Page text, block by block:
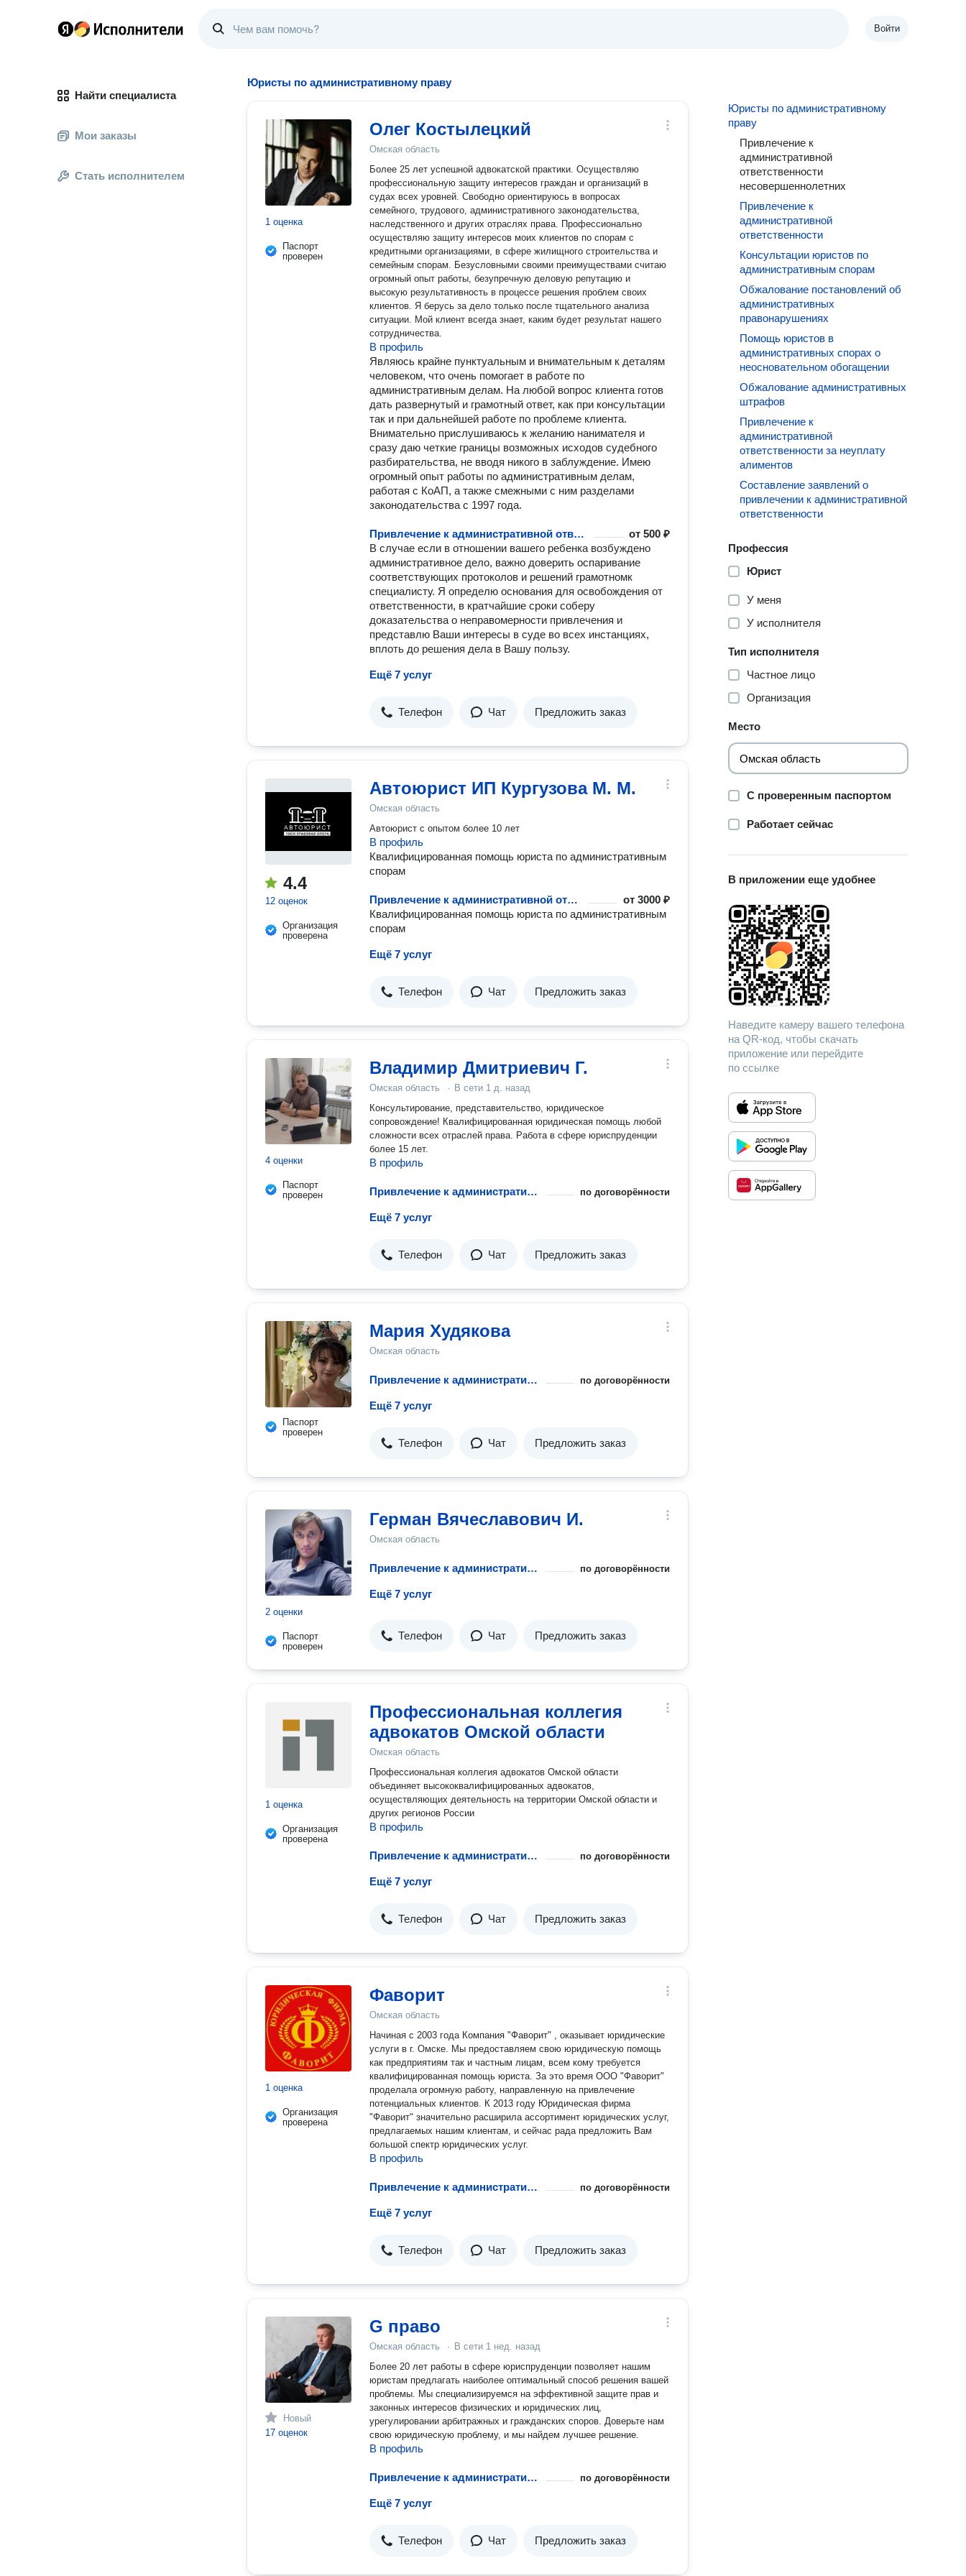
Войти
Найти специалиста
Мои заказы
Стать исполнителем
Юристы по административному праву
1 оценка
Паспорт
проверен
Олег Костылецкий
Омская область
Более 25 лет успешной адвокатской практики. Осуществляю
профессиональную защиту интересов граждан и организаций в
судах всех уровней. Свободно ориентируюсь в вопросах
семейного, трудового, административного законодательства,
наследственного и других отраслях права. Профессионально
осуществляю защиту интересов моих клиентов по спорам с
кредитными организациями, в сфере жилищного строительства и
семейным спорам. Безусловными своими преимуществами считаю
огромный опыт работы, безупречную деловую репутацию и
высокую результативность в процессе решения проблем своих
клиентов. Я берусь за дело только после тщательного анализа
ситуации. Мой клиент всегда знает, каким будет результат нашего
сотрудничества.
В профиль
Являюсь крайне пунктуальным и внимательным к деталям
человеком, что очень помогает в работе по
административным делам. На любой вопрос клиента готов
дать развернутый и грамотный ответ, как при консультации
так и при дальнейшей работе по проблеме клиента.
Внимательно прислушиваюсь к желанию нанимателя и
сразу даю четкие границы возможных исходов судебного
разбирательства, не вводя никого в заблуждение. Имею
огромный опыт работы по административным делам,
работая с КоАП, а также смежными с ним разделами
законодательства с 1997 года.
Привлечение к административной ответственности несовершеннолетних от500 ₽
В случае если в отношении вашего ребенка возбуждено
административное дело, важно доверить оспаривание
соответствующих протоколов и решений грамотномк
специалисту. Я определю основания для освобождения от
ответственности, в кратчайшие сроки соберу
доказательства о неправомерности привлечения и
представлю Ваши интересы в суде во всех инстанциях,
вплоть до решения дела в Вашу пользу.
Ещё 7 услуг
Телефон Чат Предложить заказ
4.4
12 оценок
Организация
проверена
Автоюрист ИП Кургузова М. М.
Омская область
Автоюрист с опытом более 10 лет
В профиль
Квалифицированная помощь юриста по административным
спорам
Привлечение к административной ответственности несовершеннолетних от3000 ₽
Квалифицированная помощь юриста по административным
спорам
Ещё 7 услуг
Телефон Чат Предложить заказ
4 оценки
Паспорт
проверен
Владимир Дмитриевич Г.
Омская область · В сети 1 д. назад
Консультирование, представительство, юридическое
сопровождение! Квалифицированная юридическая помощь любой
сложности всех отраслей права. Работа в сфере юриспруденции
более 15 лет.
В профиль
Привлечение к административной ответственности несовершеннолетних по договорённости
Ещё 7 услуг
Телефон Чат Предложить заказ
Паспорт
проверен
Мария Худякова
Омская область
Привлечение к административной ответственности несовершеннолетних по договорённости
Ещё 7 услуг
Телефон Чат Предложить заказ
2 оценки
Паспорт
проверен
Герман Вячеславович И.
Омская область
Привлечение к административной ответственности несовершеннолетних по договорённости
Ещё 7 услуг
Телефон Чат Предложить заказ
1 оценка
Организация
проверена
Профессиональная коллегия
адвокатов Омской области
Омская область
Профессиональная коллегия адвокатов Омской области
объединяет высококвалифицированных адвокатов,
осуществляющих деятельность на территории Омской области и
других регионов России
В профиль
Привлечение к административной ответственности несовершеннолетних по договорённости
Ещё 7 услуг
Телефон Чат Предложить заказ
1 оценка
Организация
проверена
Фаворит
Омская область
Начиная с 2003 года Компания "Фаворит" , оказывает юридические
услуги в г. Омске. Мы предоставляем свою юридическую помощь
как предприятиям так и частным лицам, всем кому требуется
квалифицированная помощь юриста. За это время ООО "Фаворит"
проделала огромную работу, направленную на привлечение
потенциальных клиентов. К 2013 году Юридическая фирма
"Фаворит" значительно расширила ассортимент юридических услуг,
предлагаемых нашим клиентам, и сейчас рада предложить Вам
большой спектр юридических услуг.
В профиль
Привлечение к административной ответственности несовершеннолетних по договорённости
Ещё 7 услуг
Телефон Чат Предложить заказ
Новый
17 оценок
G право
Омская область · В сети 1 нед. назад
Более 20 лет работы в сфере юриспруденции позволяет нашим
юристам предлагать наиболее оптимальный способ решения вашей
проблемы. Мы специализируемся на эффективной защите прав и
законных интересов физических и юридических лиц,
урегулировании арбитражных и гражданских споров. Доверьте нам
свою юридическую проблему, и мы найдем лучшее решение.
В профиль
Привлечение к административной ответственности несовершеннолетних по договорённости
Ещё 7 услуг
Телефон Чат Предложить заказ
Юристы по административному
праву
Привлечение к
административной
ответственности
несовершеннолетних
Привлечение к
административной
ответственности
Консультации юристов по
административным спорам
Обжалование постановлений об
административных
правонарушениях
Помощь юристов в
административных спорах о
неосновательном обогащении
Обжалование административных
штрафов
Привлечение к
административной
ответственности за неуплату
алиментов
Составление заявлений о
привлечении к административной
ответственности
Профессия
Юрист
У меня
У исполнителя
Тип исполнителя
Частное лицо
Организация
Место
С проверенным паспортом
Работает сейчас
В приложении еще удобнее
Наведите камеру вашего телефона
на QR-код, чтобы скачать
приложение или перейдите
по ссылке